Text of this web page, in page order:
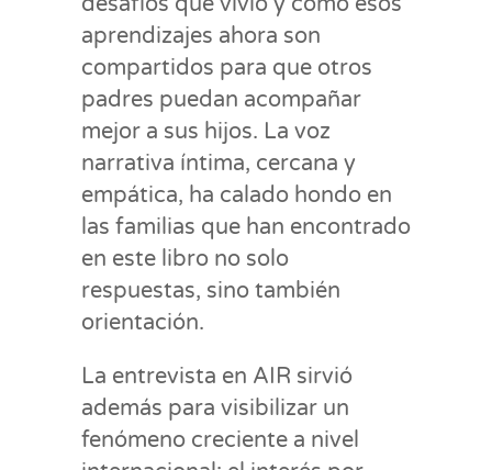
aprendizajes ahora son
compartidos para que otros
padres puedan acompañar
mejor a sus hijos. La voz
narrativa íntima, cercana y
empática, ha calado hondo en
las familias que han encontrado
en este libro no solo
respuestas, sino también
orientación.
La entrevista en AIR sirvió
además para visibilizar un
fenómeno creciente a nivel